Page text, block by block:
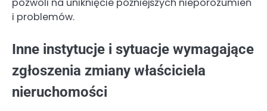
i problemów.
Inne instytucje i sytuacje wymagające
zgłoszenia zmiany właściciela
nieruchomości